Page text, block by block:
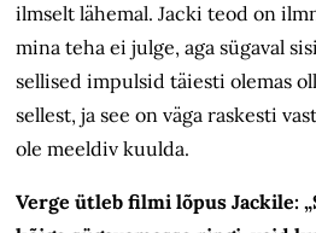
ilmselt lähemal. Jacki teod on
mina teha ei julge, aga sügaval
sellised impulsid täiesti olemas
sellest, ja see on väga raskesti
ole meeldiv kuulda.
Verge ütleb filmi lõpus Jackile: